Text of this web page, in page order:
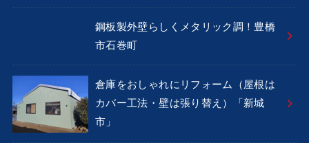
鋼板製外壁らしくメタリック調！豊橋
市石巻町
倉庫をおしゃれにリフォーム（屋根は
カバー工法・壁は張り替え）「新城
市」